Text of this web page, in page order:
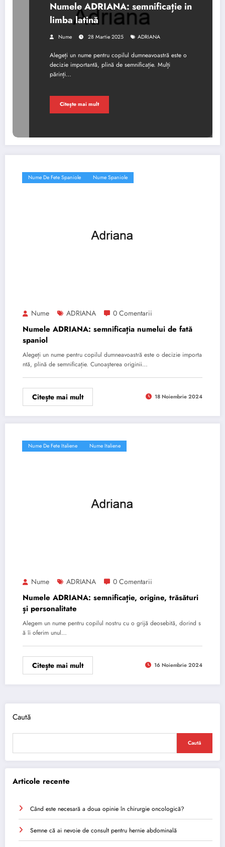
Numele ADRIANA: semnificație in
limba latină
Nume 28 Martie 2025 ADRIANA
Alegeți un nume pentru copilul dumneavoastră este o
decizie importantă, plină de semnificație. Mulți
părinți…
Citește mai mult
Nume De Fete Spaniole Nume Spaniole
Nume ADRIANA 0 Comentarii
Numele ADRIANA: semnificația numelui de fată
spaniol
Alegeți un nume pentru copilul dumneavoastră este o decizie importa
ntă, plină de semnificație. Cunoașterea originii…
Citește mai mult 18 Noiembrie 2024
Nume De Fete Italiene Nume Italiene
Nume ADRIANA 0 Comentarii
Numele ADRIANA: semnificație, origine, trăsături
și personalitate
Alegem un nume pentru copilul nostru cu o grijă deosebită, dorind s
ă îi oferim unul…
Citește mai mult 16 Noiembrie 2024
Caută
Caută
Articole recente
Când este necesară a doua opinie în chirurgie oncologică?
Semne că ai nevoie de consult pentru hernie abdominală